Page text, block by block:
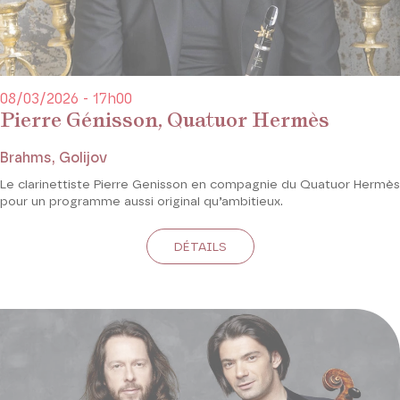
Pierre Génisson, Quatuor Hermès
08/03/2026 - 17h00
Brahms, Golijov
Le clarinettiste Pierre Genisson en compagnie du Quatuor Hermès
pour un programme aussi original qu’ambitieux.
DÉTAILS